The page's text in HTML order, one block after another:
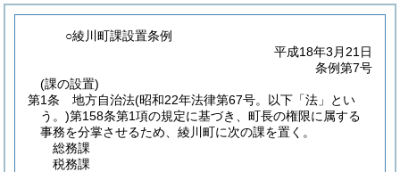
○綾川町課設置条例
平成18年3月21日
条例第7号
(課の設置)
第1条
地方自治法(昭和22年法律第67号。以下「法」とい
う。)第158条第1項の規定に基づき、町長の権限に属する
事務を分掌させるため、綾川町に次の課を置く。
総務課
税務課